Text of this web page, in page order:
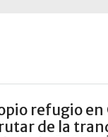
refugio
de la